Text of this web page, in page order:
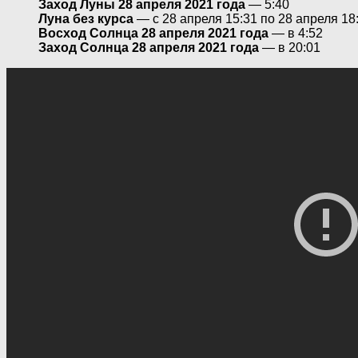
Заход Луны 28 апреля 2021 года — 5:40
Луна без курса — с 28 апреля 15:31 по 28 апреля
Восход Солнца 28 апреля 2021 года — в 4:52
Заход Солнца 28 апреля 2021 года — в 20:01